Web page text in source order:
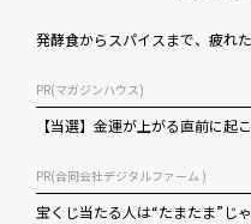
発酵食からスパイスまで、疲れ
PR(マガジンハウス)
【当選】金運が上がる直前に起
PR(合同会社デジタルファーム )
宝くじ当たる人は“たまたま”じ